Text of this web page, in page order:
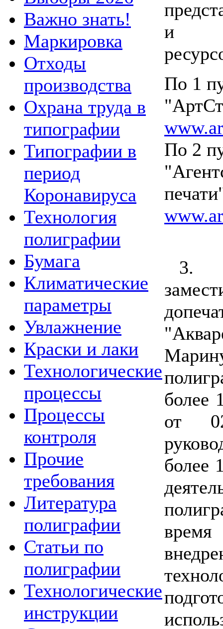
Важно знать!
Маркировка
Отходы
производства
Охрана труда в
типографии
Типографии в
период
Коронавируса
Технология
полиграфии
Бумага
Климатические
параметры
Увлажнение
Краски и лаки
Технологические
процессы
Процессы
контроля
Прочие
требования
Литература
полиграфии
Статьи по
полиграфии
Технологические
инструкции
и
По 1
По 2
3.
более
от
более